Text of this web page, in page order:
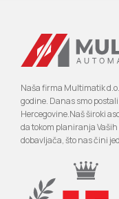
Naša firma Multimatik
godine. Danas smo
Hercegovine.Naš široki
da tokom planiranja
dobavljača, što nas čini